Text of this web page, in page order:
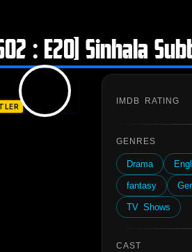
: E20] Sinhala
IMDB RATING
GENRES
Drama
fantasy
TV Shows
CAST